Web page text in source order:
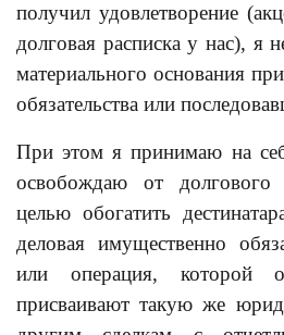
получил удовлетворение
долговая расписка у нас), я
материального основания
обязательства или
При этом я принимаю на
освобождаю от долгового
целью обогатить
деловая имущественно
или операция, которой
присваивают такую же